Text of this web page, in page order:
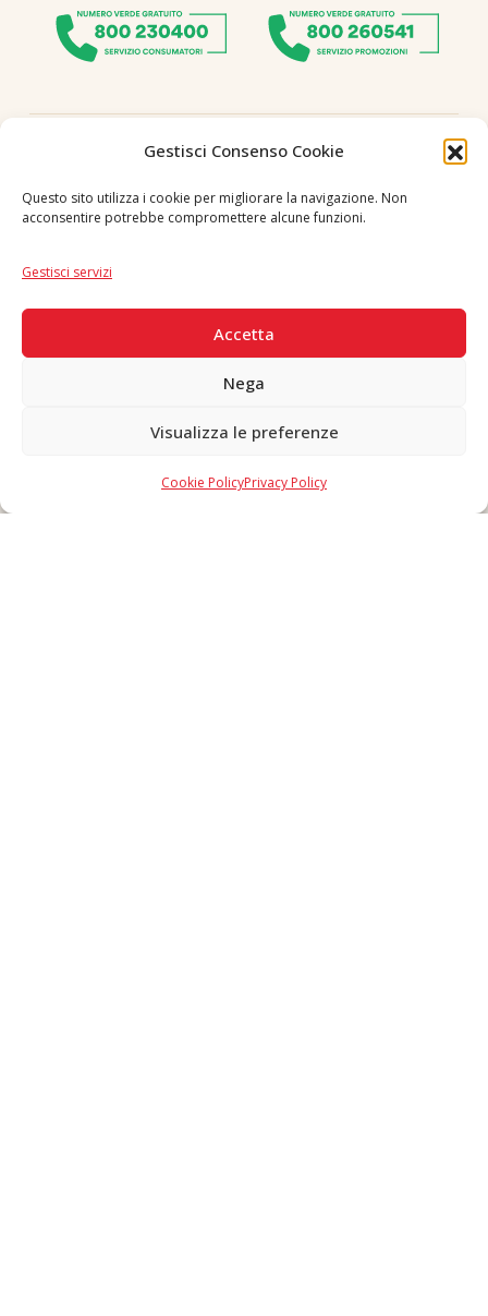
Gestisci Consenso Cookie
Questo sito utilizza i cookie per migliorare la navigazione. Non
acconsentire potrebbe compromettere alcune funzioni.
Gestisci servizi
Accetta
Nega
Visualizza le preferenze
Cookie PolicyPrivacy Policy
Seguici
Copyright © 2026 F. Divella S.p.A. - P.IVA 00257660720 - REA: 35658